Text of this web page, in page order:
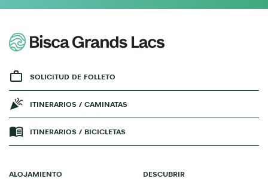
SOLICITUD DE FOLLETO
ITINERARIOS / CAMINATAS
ITINERARIOS / BICICLETAS
ALOJAMIENTO DESCUBRIR